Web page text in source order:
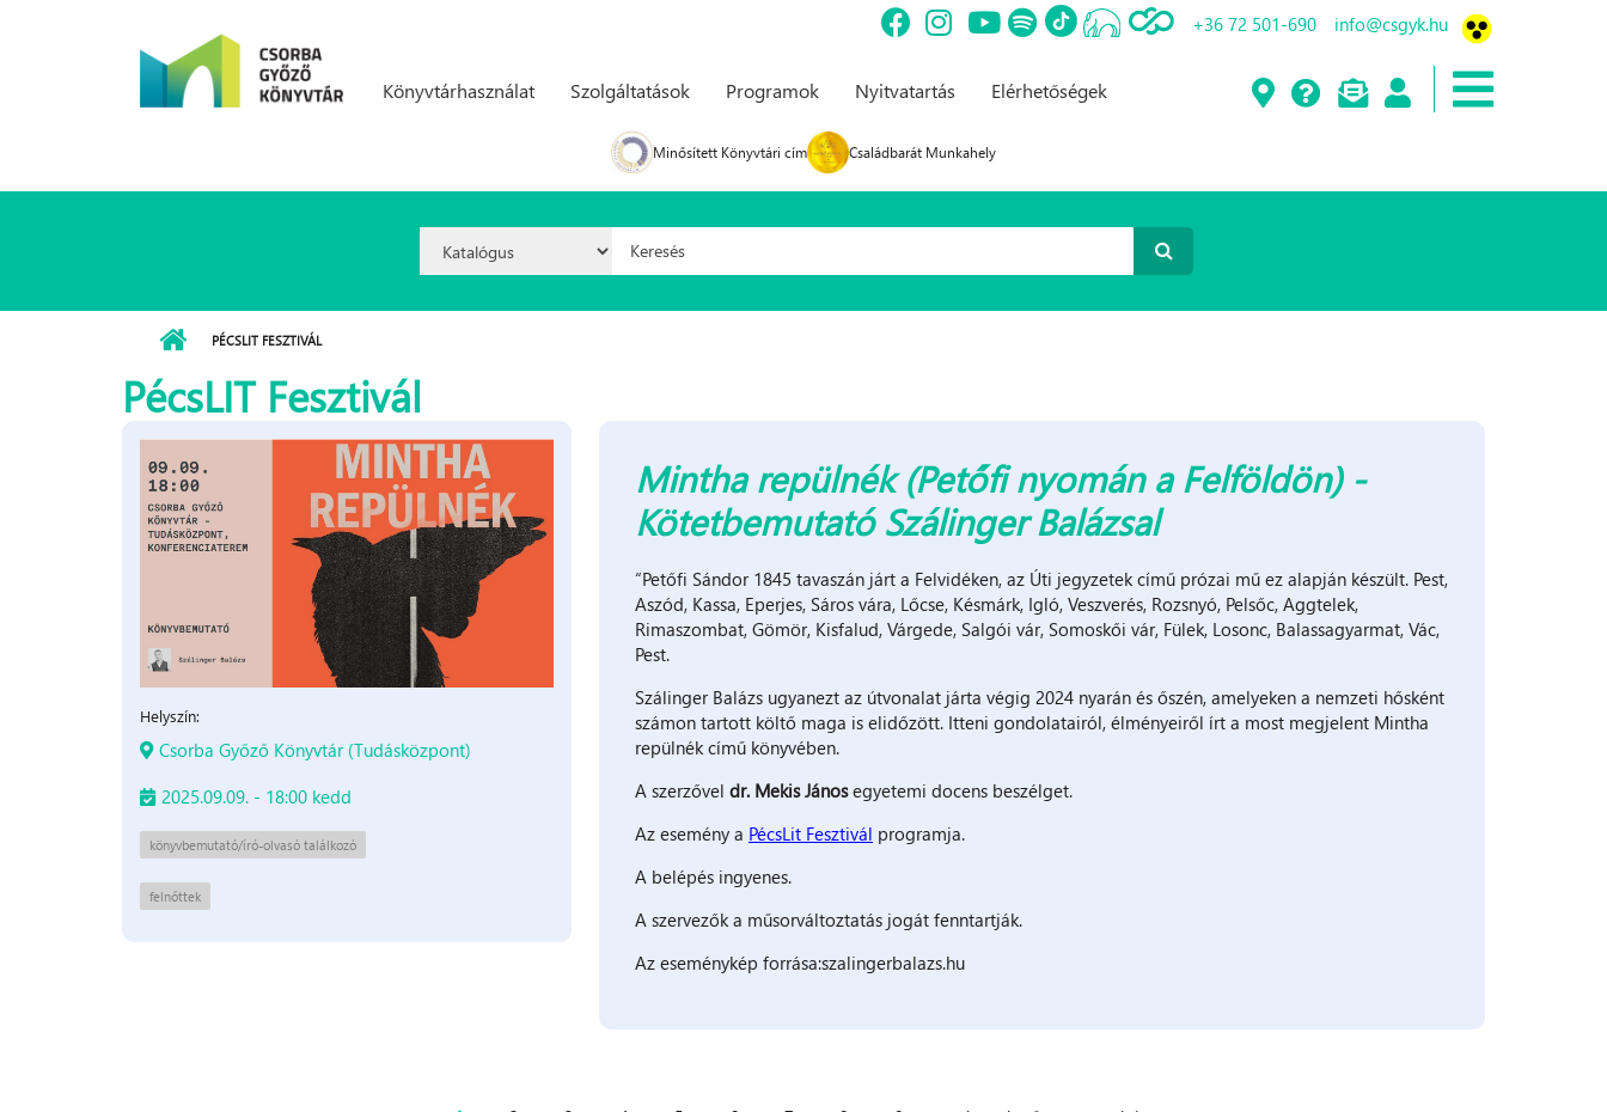
+36 72 501-690 info@csgyk.hu
Könyvtárhasználat Szolgáltatások Programok Nyitvatartás Elérhetőségek
Minősített Könyvtári cím Családbarát Munkahely
Option:
Keresés űrlap
PÉCSLIT FESZTIVÁL
PécsLIT Fesztivál
Helyszín:
Csorba Győző Könyvtár (Tudásközpont)
2025.09.09. - 18:00 kedd
könyvbemutató/író-olvasó találkozó
felnőttek
Mintha repülnék (Petőfi nyomán a Felföldön) -
Kötetbemutató Szálinger Balázsal
“Petőfi Sándor 1845 tavaszán járt a Felvidéken, az Úti jegyzetek című prózai mű ez alapján készült. Pest,
Aszód, Kassa, Eperjes, Sáros vára, Lőcse, Késmárk, Igló, Veszverés, Rozsnyó, Pelsőc, Aggtelek,
Rimaszombat, Gömör, Kisfalud, Várgede, Salgói vár, Somoskői vár, Fülek, Losonc, Balassagyarmat, Vác,
Pest.
Szálinger Balázs ugyanezt az útvonalat járta végig 2024 nyarán és őszén, amelyeken a nemzeti hősként
számon tartott költő maga is elidőzött. Itteni gondolatairól, élményeiről írt a most megjelent Mintha
repülnék című könyvében.
A szerzővel dr. Mekis Jánosegyetemi docens beszélget.
Az esemény a PécsLit Fesztivál programja.
A belépés ingyenes.
A szervezők a műsorváltoztatás jogát fenntartják.
Az eseménykép forrása:szalingerbalazs.hu